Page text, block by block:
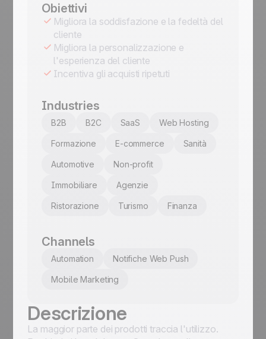
Obiettivi
Migliora la soddisfazione e la fedeltà del
cliente
Migliora la personalizzazione e
l'esperienza del cliente
Incentiva gli acquisti ripetuti
Industries
B2B B2C SaaS Web Hosting
Formazione E-commerce Sanità
Automotive Non-profit
Immobiliare Agenzie
Ristorazione Turismo Finanza
Channels
Automation Notifiche Web Push
Mobile Marketing
Descrizione
La maggior parte dei prodotti traccia l'utilizzo.